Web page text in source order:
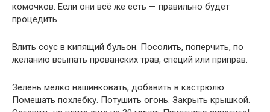
комочков. Если они всё же есть — правильно будет
процедить.
Влить соус в кипящий бульон. Посолить, поперчить, по
желанию всыпать прованских трав, специй или приправ.
Зелень мелко нашинковать, добавить в кастрюлю.
Помешать похлебку. Потушить огонь. Закрыть крышкой.